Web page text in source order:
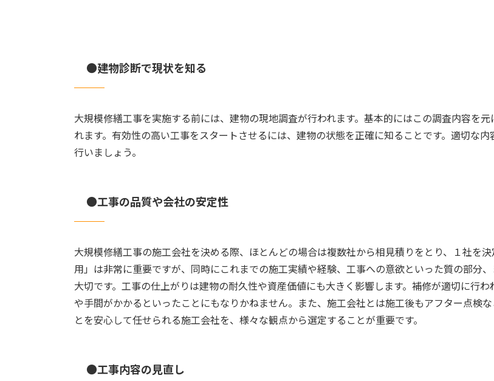
●建物診断で現状を知る
大規模修繕工事を実施する前には、建物の現地調査が行われます。基本的にはこの調査内容を
れます。 有効性の高い工事をスタートさせるには、建物の状態を正確に知ることです。 適切な内
行いましょう。
●工事の品質や会社の安定性
大規模修繕工事の施工会社を決める際、ほとんどの場合は複数社から相見積りをとり、１社を
用」は非常に重要ですが、同時にこれまでの施工実績や経験、工事への意欲といった質の部分
大切です。 工事の仕上がりは建物の耐久性や資産価値にも大きく影響します。補修が適切に行
や手間がかかるといったことにもなりかねません。また、施工会社とは施工後もアフター点検
とを安心して任せられる施工会社を、様々な観点から選定することが重要です。
●工事内容の見直し